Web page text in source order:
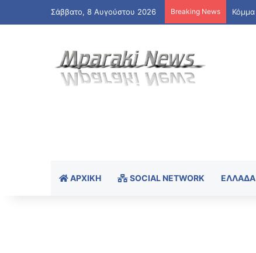
Σάββατο, 8 Αυγούστου 2026 Breaking News
ΑΡΧΙΚΉ SOCIAL NETWORK ΕΛΛΆΔΑ